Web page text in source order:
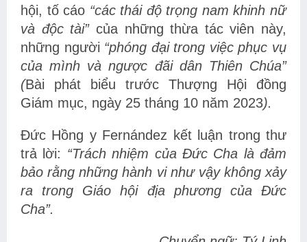
hội, tố cáo “các thái độ trọng nam khinh nữ
và độc tài” của những thừa tác viên này,
những người “phóng đại trong việc phục vụ
của mình và ngược đãi dân Thiên Chúa”
(Bài phát biểu trước Thượng Hội đồng
Giám mục, ngày 25 tháng 10 năm 2023).
Đức Hồng y Fernández kết luận trong thư
trả lời: “Trách nhiệm của Đức Cha là đảm
bảo rằng những hành vi như vậy không xảy
ra trong Giáo hội địa phương của Đức
Cha”.